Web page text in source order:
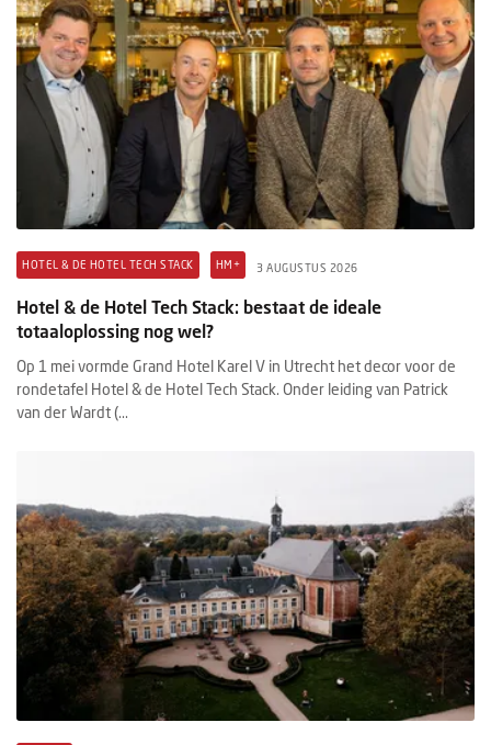
HOTEL & DE HOTEL TECH STACK HM+ 3 AUGUSTUS 2026
Hotel & de Hotel Tech Stack: bestaat de ideale
totaaloplossing nog wel?
Op 1 mei vormde Grand Hotel Karel V in Utrecht het decor voor de
rondetafel Hotel & de Hotel Tech Stack. Onder leiding van Patrick
van der Wardt (...